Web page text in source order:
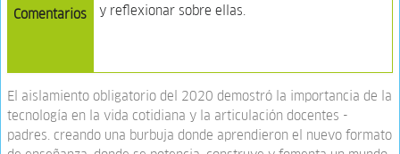
Comentarios
y reflexionar sobre ellas.
El aislamiento obligatorio del 2020 demostró la importancia de la
tecnología en la vida cotidiana y la articulación docentes -
padres. creando una burbuja donde aprendieron el nuevo formato